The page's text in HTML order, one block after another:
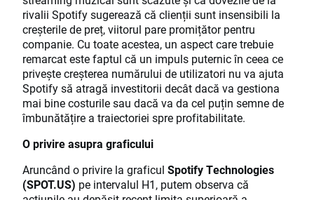
rivalii Spotify sugerează că clienții sunt insensibili la
creșterile de preț, viitorul pare promițător pentru
companie. Cu toate acestea, un aspect care trebuie
remarcat este faptul că un impuls puternic în ceea ce
privește creșterea numărului de utilizatori nu va ajuta
Spotify să atragă investitorii decât dacă va gestiona
mai bine costurile sau dacă va da cel puțin semne de
îmbunătățire a traiectoriei spre profitabilitate.
O privire asupra graficului
Aruncând o privire la graficul Spotify Technologies
(SPOT.US) pe intervalul H1, putem observa că